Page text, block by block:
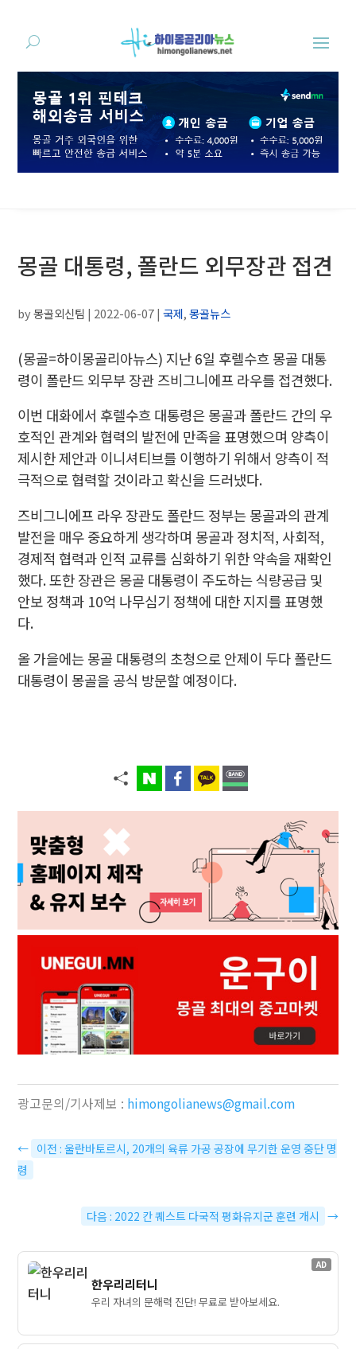
몽골 대통령, 폴란드 외무장관 접견
by몽골외신팀 | 2022-06-07|국제,몽골뉴스
(몽골=하이몽골리아뉴스) 지난 6일 후렐수흐 몽골 대통
령이 폴란드 외무부 장관 즈비그니에프 라우를 접견했다.
이번 대화에서 후렐수흐 대통령은 몽골과 폴란드 간의 우
호적인 관계와 협력의 발전에 만족을 표명했으며 양측이
제시한 제안과 이니셔티브를 이행하기 위해서 양측이 적
극적으로 협력할 것이라고 확신을 드러냈다.
즈비그니에프 라우 장관도 폴란드 정부는 몽골과의 관계
발전을 매우 중요하게 생각하며 몽골과 정치적, 사회적,
경제적 협력과 인적 교류를 심화하기 위한 약속을 재확인
했다. 또한 장관은 몽골 대통령이 주도하는 식량공급 및
안보 정책과 10억 나무심기 정책에 대한 지지를 표명했
다.
올 가을에는 몽골 대통령의 초청으로 안제이 두다 폴란드
대통령이 몽골을 공식 방문할 예정이다.
광고문의/기사제보 : himongolianews@gmail.com
← 이전 : 울란바토르시, 20개의 육류 가공 공장에 무기한 운영 중단 명
령
다음 : 2022 칸 퀘스트 다국적 평화유지군 훈련 개시 →
AD
한우리리터니
우리 자녀의 문해력 진단! 무료로 받아보세요.